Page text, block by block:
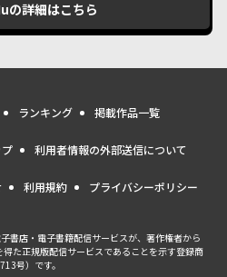
の詳細はこちら
ランキング 掲載作品一覧
利用者情報の外部送信について
利用規約 プライバシーポリシー
書店・電子書籍配信サービスが、著作権者から
得た正規版配信サービスであることを示す登録商
号）です。